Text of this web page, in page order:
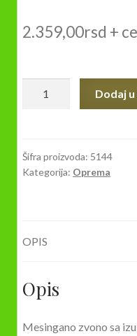
2.359,00rsd +
krave
br
Dodaj
Šifra proizvoda: 5144
Kategorija: Oprema
OPIS
Opis
Mesingano zvono sa